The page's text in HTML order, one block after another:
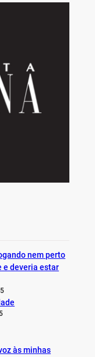
nem perto
e deveria estar
às minhas